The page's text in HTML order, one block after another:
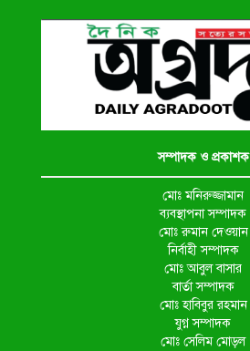
সম্পাদক ও প্রকাশক
মোঃ মনিরুজ্জামান
ব্যবস্থাপনা সম্পাদক
মোঃ রুমান দেওয়ান
নির্বাহী সম্পাদক
মোঃ আবুল বাসার
বার্তা সম্পাদক
মোঃ হাবিবুর রহমান
যুগ্ন সম্পাদক
মোঃ সেলিম মোড়ল